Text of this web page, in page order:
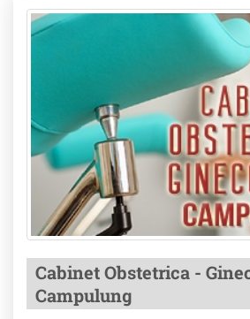
Cabinet Obstetrica -
Campulung